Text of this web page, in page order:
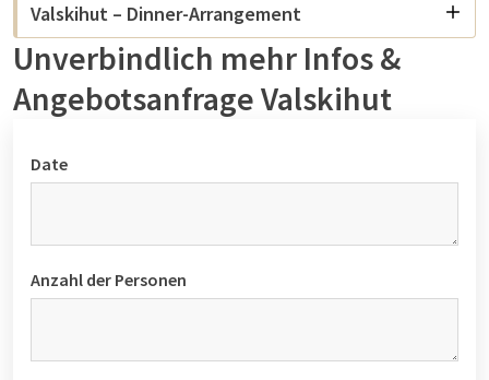
Valskihut – Dinner-Arrangement
Unverbindlich mehr Infos &
Angebotsanfrage Valskihut
Date
Anzahl der Personen